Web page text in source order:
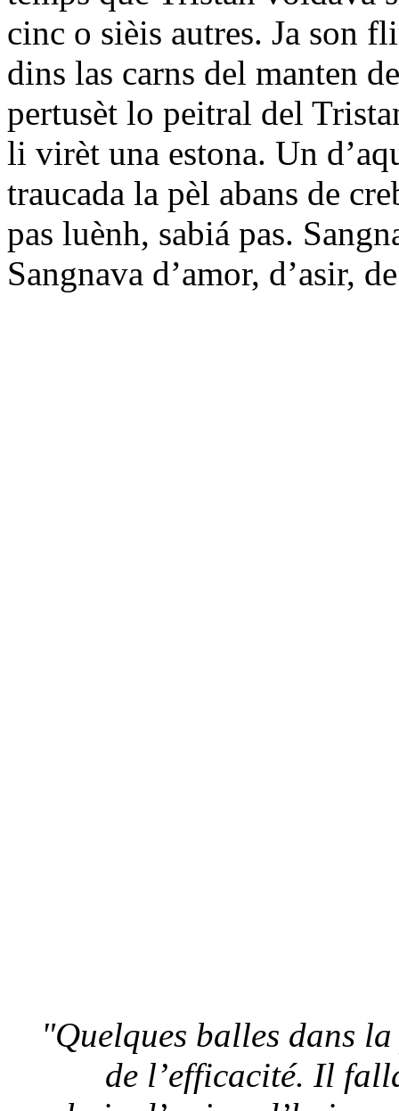
cinc o sièis autres. Ja son
dins las carns del manten
pertusèt lo peitral del
li virèt una estona. Un
traucada la pèl abans de
pas luènh, sabiá pas.
Sangnava d’amor, d’asir,
"Quelques balles dans
de l’efficacité. Il